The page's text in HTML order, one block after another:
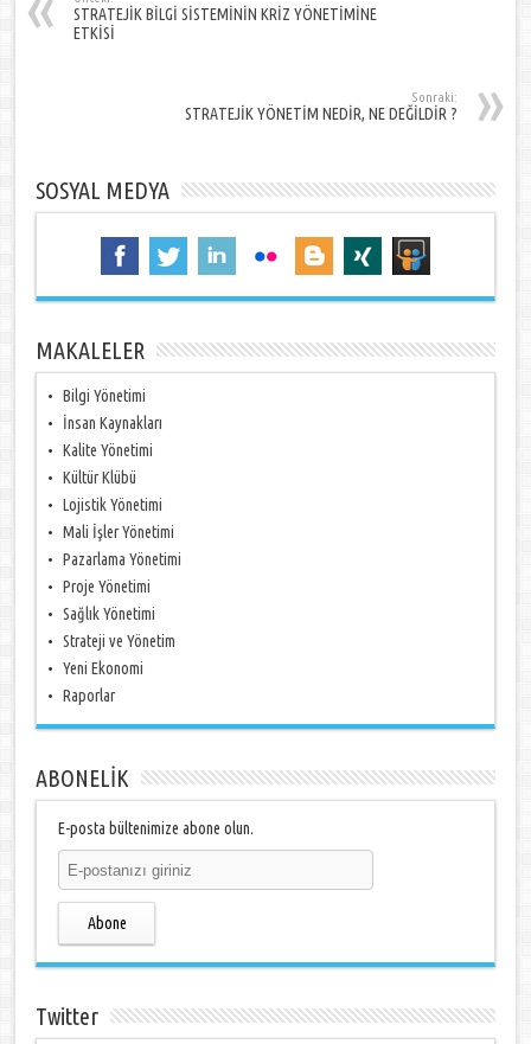
STRATEJİK BİLGİ SİSTEMİNİN KRİZ YÖNETİMİNE
ETKİSİ
Sonraki:
STRATEJİK YÖNETİM NEDİR, NE DEĞİLDİR ?
SOSYAL MEDYA
MAKALELER
Bilgi Yönetimi
İnsan Kaynakları
Kalite Yönetimi
Kültür Klübü
Lojistik Yönetimi
Mali İşler Yönetimi
Pazarlama Yönetimi
Proje Yönetimi
Sağlık Yönetimi
Strateji ve Yönetim
Yeni Ekonomi
Raporlar
ABONELİK
E-posta bültenimize abone olun.
Abone
Twitter